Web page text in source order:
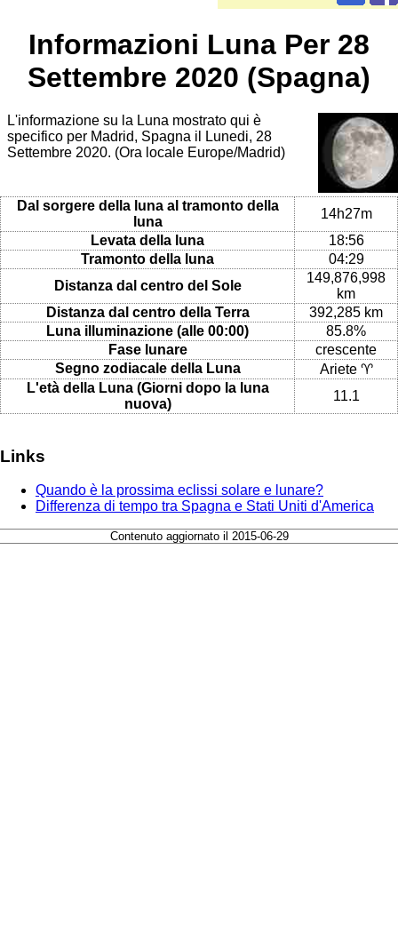
Informazioni Luna Per 28
Settembre 2020 (Spagna)
L'informazione su la Luna mostrato qui è
specifico per Madrid, Spagna il Lunedi, 28
Settembre 2020. (Ora locale Europe/Madrid)
Dal sorgere della luna al tramonto della
luna
14h27m
Levata della luna
18:56
Tramonto della luna
04:29
Distanza dal centro del Sole
149,876,998
km
Distanza dal centro della Terra
392,285 km
Luna illuminazione (alle 00:00)
85.8%
Fase lunare
crescente
Segno zodiacale della Luna
Ariete ♈
L'età della Luna (Giorni dopo la luna
nuova)
11.1
Links
Quando è la prossima eclissi solare e lunare?
Differenza di tempo tra Spagna e Stati Uniti d'America
Contenuto aggiornato il 2015-06-29